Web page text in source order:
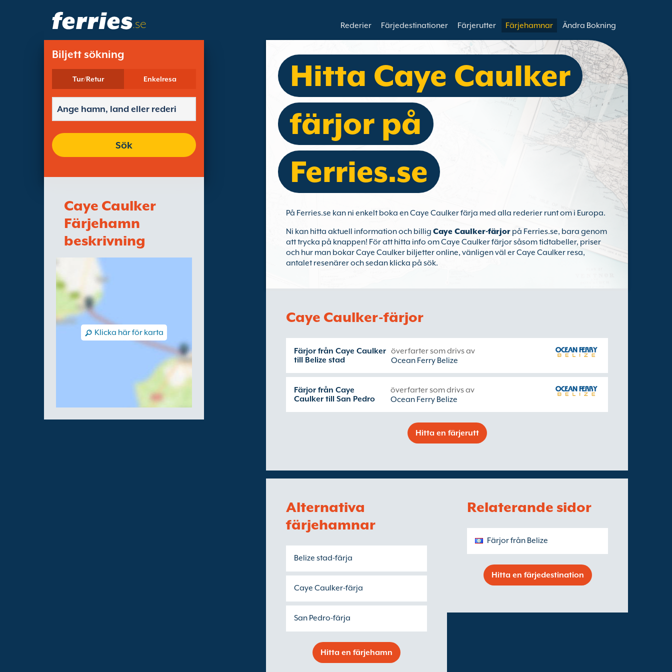
.se Rederier Färjedestinationer Färjerutter Färjehamnar Ändra Bokning
Biljett sökning
Tur/Retur Enkelresa
Sök
Caye Caulker
Färjehamn
beskrivning
Klicka här för karta
Hitta Caye Caulker
färjor på
Ferries.se
På Ferries.se kan ni enkelt boka en Caye Caulker färja med alla rederier runt om i Europa.
Ni kan hitta aktuell information och billig Caye Caulker-färjor på Ferries.se, bara genom
att trycka på knappen! För att hitta info om Caye Caulker färjor såsom tidtabeller, priser
och hur man bokar Caye Caulker biljetter online, vänligen väl er Caye Caulker resa,
antalet resenärer och sedan klicka på sök.
Caye Caulker-färjor
Färjor från Caye Caulker
till Belize stad
överfarter som drivs av
Ocean Ferry Belize
Färjor från Caye
Caulker till San Pedro
överfarter som drivs av
Ocean Ferry Belize
Hitta en färjerutt
Alternativa
färjehamnar
Belize stad-färja
Caye Caulker-färja
San Pedro-färja
Hitta en färjehamn
Relaterande sidor
Färjor från Belize
Hitta en färjedestination